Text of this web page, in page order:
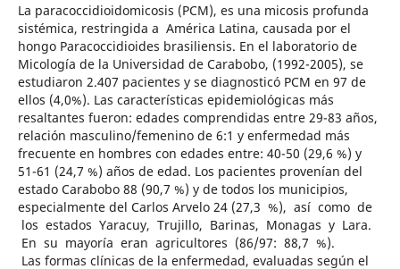
La paracoccidioidomicosis (PCM), es una micosis profunda
sistémica, restringida a América Latina, causada por el
hongo Paracoccidioides brasiliensis. En el laboratorio de
Micología de la Universidad de Carabobo, (1992-2005), se
estudiaron 2.407 pacientes y se diagnosticó PCM en 97 de
ellos (4,0%). Las características epidemiológicas más
resaltantes fueron: edades comprendidas entre 29-83 años,
relación masculino/femenino de 6:1 y enfermedad más
frecuente en hombres con edades entre: 40-50 (29,6 %) y
51-61 (24,7 %) años de edad. Los pacientes provenían del
estado Carabobo 88 (90,7 %) y de todos los municipios,
especialmente del Carlos Arvelo 24 (27,3 %), así como de
los estados Yaracuy, Trujillo, Barinas, Monagas y Lara.
En su mayoría eran agricultores (86/97: 88,7 %).
Las formas clínicas de la enfermedad, evaluadas según el